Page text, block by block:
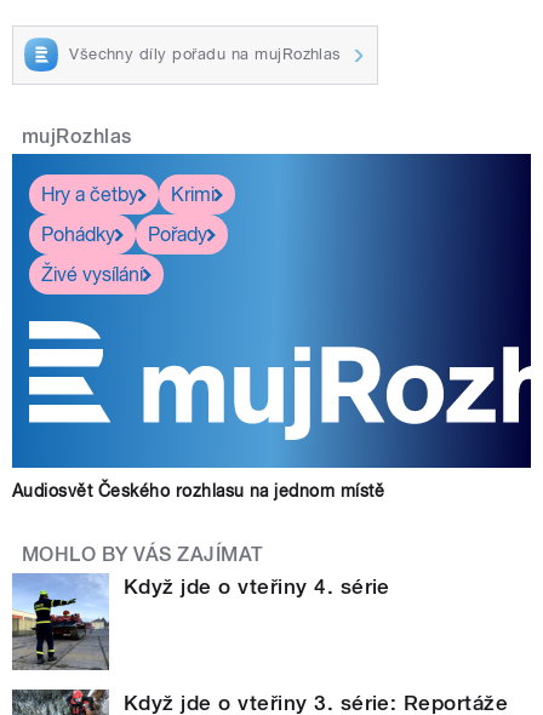
Všechny díly pořadu na mujRozhlas
mujRozhlas
Hry a četby
Krimi
Pohádky
Pořady
Živé vysílání
Audiosvět Českého rozhlasu na jednom místě
MOHLO BY VÁS ZAJÍMAT
Když jde o vteřiny 4. série
Když jde o vteřiny 3. série: Reportáže